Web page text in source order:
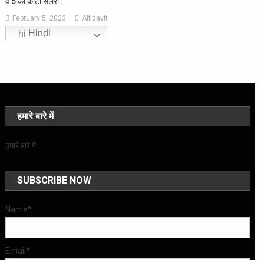
February 5, 2023 Affidavit
Hindi
हमारे बारे में
हमारे बारे में
SUBSCRIBE NOW
Name*
Email*